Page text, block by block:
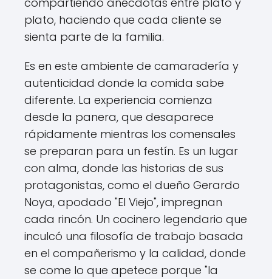
plato, haciendo que cada cliente se
sienta parte de la familia.
Es en este ambiente de camaradería y
autenticidad donde la comida sabe
diferente. La experiencia comienza
desde la panera, que desaparece
rápidamente mientras los comensales
se preparan para un festín. Es un lugar
con alma, donde las historias de sus
protagonistas, como el dueño Gerardo
Noya, apodado "El Viejo", impregnan
cada rincón. Un cocinero legendario que
inculcó una filosofía de trabajo basada
en el compañerismo y la calidad, donde
se come lo que apetece porque "la